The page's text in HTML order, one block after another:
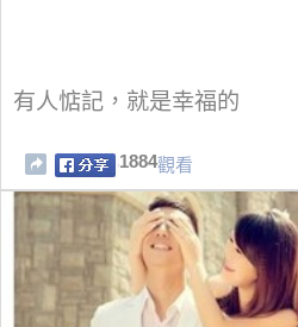
有人惦記，就是幸福的
1884觀看